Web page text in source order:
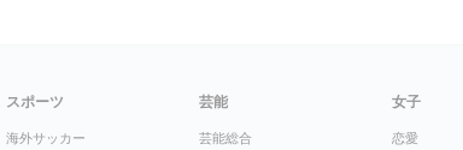
スポーツ
海外サッカー
芸能
芸能総合
女子
恋愛